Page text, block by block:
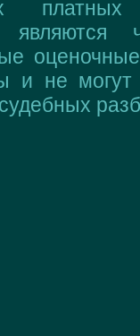
являются
и не могут